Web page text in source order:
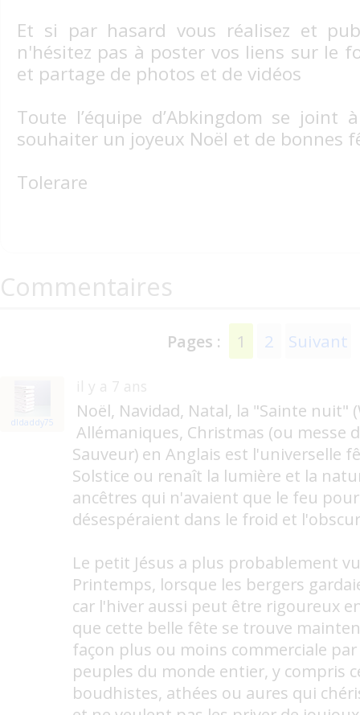
Et si par hasard vous réalisez et
n'hésitez pas à poster vos liens sur le
et partage de photos et de vidéos
Toute l’équipe d’Abkingdom se joint
souhaiter un joyeux Noël et de bonnes
Tolerare
Commentaires
Pages : 1 2 Suivant
dldaddy75
il y a 7 ans
Noël, Navidad, Natal, la "Sainte nuit"
Allémaniques, Christmas (ou messe
Sauveur) en Anglais est l'universelle
Solstice ou renaît la lumière et la
ancêtres qui n'avaient que le feu
désespéraient dans le froid et
Le petit Jésus a plus probablement
Printemps, lorsque les bergers
car l'hiver aussi peut être rigoureux
que cette belle fête se trouve
façon plus ou moins commerciale
peuples du monde entier, y compris
boudhistes, athées ou aures qui